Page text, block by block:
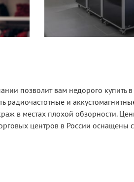
позволит вам недорого купить
и
в местах плохой обзорности.
центров в России оснащены